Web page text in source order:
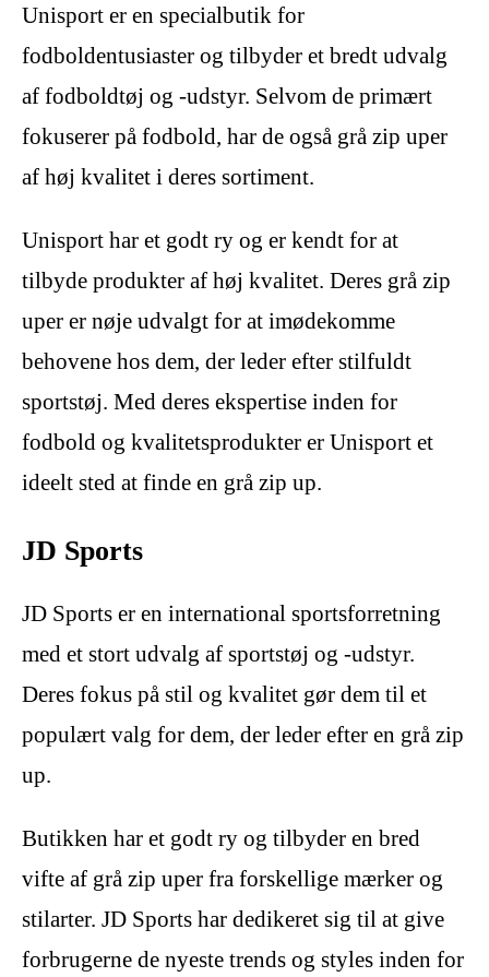
Unisport er en specialbutik for
fodboldentusiaster og tilbyder et bredt udvalg
af fodboldtøj og -udstyr. Selvom de primært
fokuserer på fodbold, har de også grå zip uper
af høj kvalitet i deres sortiment.
Unisport har et godt ry og er kendt for at
tilbyde produkter af høj kvalitet. Deres grå zip
uper er nøje udvalgt for at imødekomme
behovene hos dem, der leder efter stilfuldt
sportstøj. Med deres ekspertise inden for
fodbold og kvalitetsprodukter er Unisport et
ideelt sted at finde en grå zip up.
JD Sports
JD Sports er en international sportsforretning
med et stort udvalg af sportstøj og -udstyr.
Deres fokus på stil og kvalitet gør dem til et
populært valg for dem, der leder efter en grå zip
up.
Butikken har et godt ry og tilbyder en bred
vifte af grå zip uper fra forskellige mærker og
stilarter. JD Sports har dedikeret sig til at give
forbrugerne de nyeste trends og styles inden for